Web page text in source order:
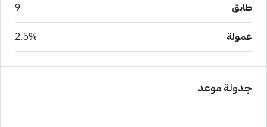
طابق 9
عمولة 2.5%
جدولة موعد